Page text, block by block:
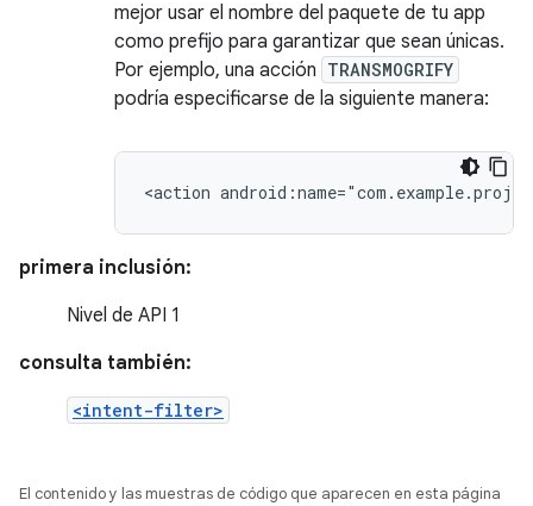
mejor usar el nombre del paquete de tu app
como prefijo para garantizar que sean únicas.
Por ejemplo, una acción TRANSMOGRIFY
podría especificarse de la siguiente manera:
<action
primera inclusión:
Nivel de API 1
consulta también:
<intent-filter>
El contenido y las muestras de código que aparecen en esta página